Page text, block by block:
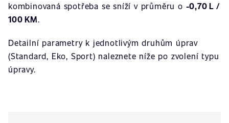
kombinovaná spotřeba se sníží v průměru o -0,70 L /
100 KM.
Detailní parametry k jednotlivým druhům úprav
(Standard, Eko, Sport) naleznete níže po zvolení typu
úpravy.